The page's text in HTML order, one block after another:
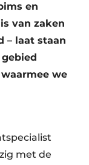
en
van zaken
– laat staan
we
met de